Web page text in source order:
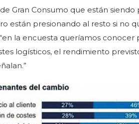
Gran Consumo que están
están presionando al resto si no
la encuesta queríamos
logísticos, el rendimiento